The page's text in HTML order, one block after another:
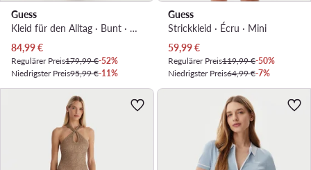
Guess
Kleid für den Alltag · Bunt · Maxi
Aktueller Preis
84,99€
Regulärer Preis179,99 €-52%
Niedrigster Preis95,99 €-11%
Guess
Strickkleid · Écru · Mini
Aktueller Preis
59,99€
Regulärer Preis119,99 €-50%
Niedrigster Preis64,99 €-7%